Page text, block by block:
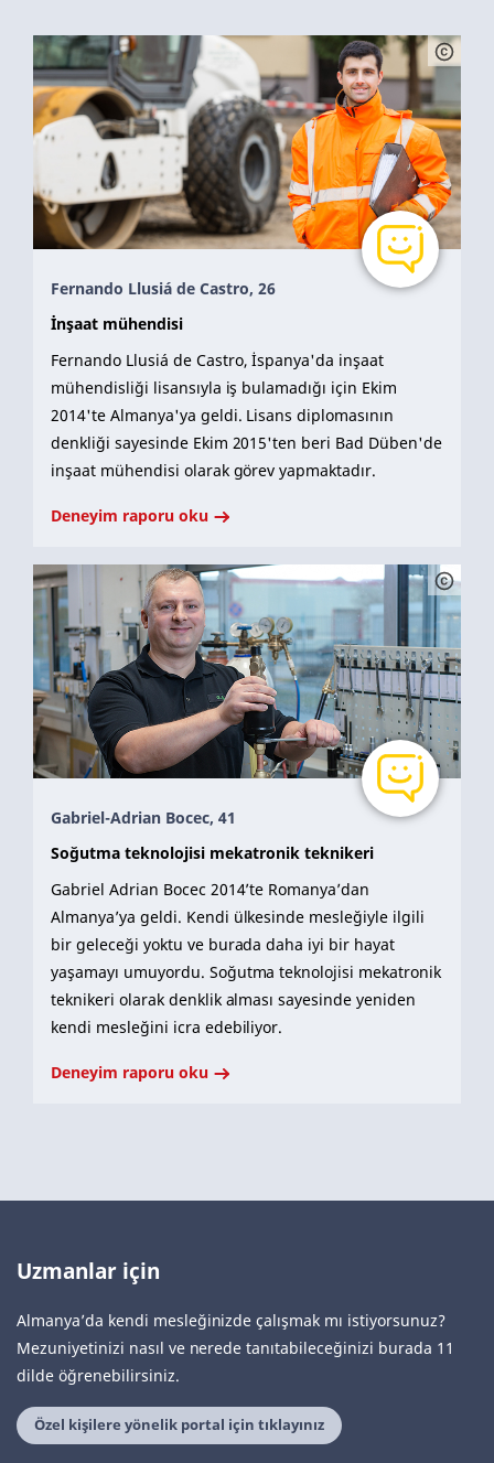
Fernando Llusiá de Castro, 26
İnşaat mühendisi
Fernando Llusiá de Castro, İspanya'da inşaat
mühendisliği lisansıyla iş bulamadığı için Ekim
2014'te Almanya'ya geldi. Lisans diplomasının
denkliği sayesinde Ekim 2015'ten beri Bad Düben'de
inşaat mühendisi olarak görev yapmaktadır.
Deneyim raporu oku
Gabriel-Adrian Bocec, 41
Soğutma teknolojisi mekatronik teknikeri
Gabriel Adrian Bocec 2014’te Romanya’dan
Almanya’ya geldi. Kendi ülkesinde mesleğiyle ilgili
bir geleceği yoktu ve burada daha iyi bir hayat
yaşamayı umuyordu. Soğutma teknolojisi mekatronik
teknikeri olarak denklik alması sayesinde yeniden
kendi mesleğini icra edebiliyor.
Deneyim raporu oku
Uzmanlar için
Almanya’da kendi mesleğinizde çalışmak mı istiyorsunuz?
Mezuniyetinizi nasıl ve nerede tanıtabileceğinizi burada 11
dilde öğrenebilirsiniz.
Özel kişilere yönelik portal için tıklayınız